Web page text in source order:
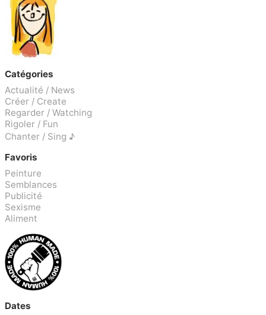
Catégories
Actualité / News
Créer / Create
Regarder / Watching
Rigoler / Fun
Chanter / Sing ♪
Favoris
Peinture
Semblances
Publicité
Sexisme
Aliment
Dates